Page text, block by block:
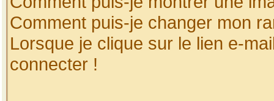
Comment puis-je changer mon
Lorsque je clique sur le lien e-
connecter !